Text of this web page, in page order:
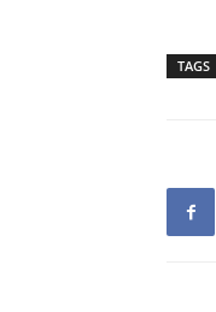
TAGS